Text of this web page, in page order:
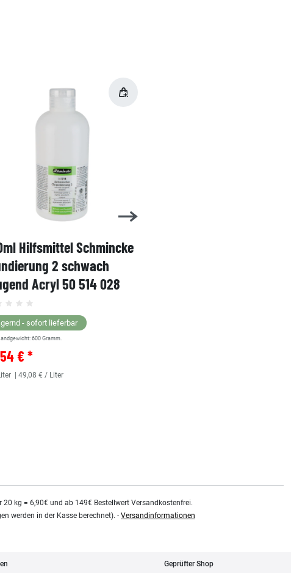
Hilfsmittel Schmincke
2 schwach
Acryl 50 514 028
- sofort lieferbar
600 Gramm.
€ *
| 49,08 € / Liter
kg = 6,90€ und ab 149€ Bestellwert Versandkostenfrei.
werden in der Kasse berechnet). - Versandinformationen
Geprüfter Shop